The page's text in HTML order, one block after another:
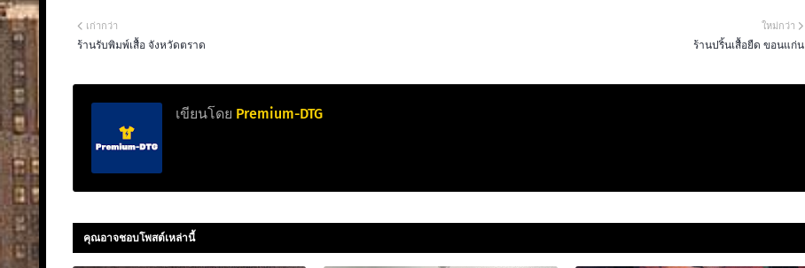
ใหม่กว่า
ร้านปริ้นเสื้อยืด ขอนแก่น
เก่ากว่า
ร้านรับพิมพ์เสื้อ จังหวัดตราด
เขียนโดย Premium-DTG
คุณอาจชอบโพสต์เหล่านี้